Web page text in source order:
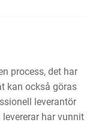
process, det har
kan också göras
leverantör
har vunnit